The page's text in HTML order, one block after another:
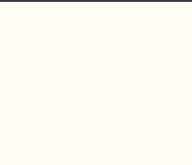
  (단, 2025년 25.12.18~12.31 / 26.2.14~2.21 제외)